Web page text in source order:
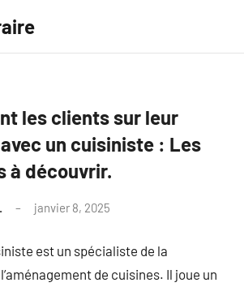
les clients sur leur
un cuisiniste : Les
à découvrir.
janvier 8, 2025
est un spécialiste de la
de cuisines. Il joue un